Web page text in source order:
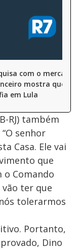
com o mercado
mostra que
em Lula
RJ) também
senhor
Casa. Ele vai
que
o Comando
vão ter que
tolerarmos
Portanto,
Dino